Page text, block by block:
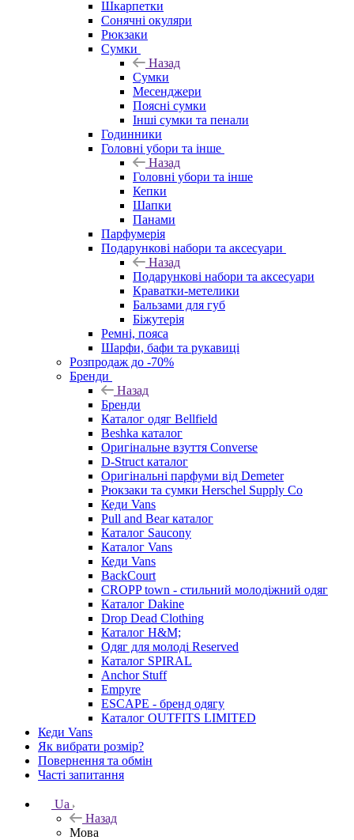
Шкарпетки
Сонячні окуляри
Рюкзаки
Сумки
Назад
Сумки
Месенджери
Поясні сумки
Інші сумки та пенали
Годинники
Головні убори та інше
Назад
Головні убори та інше
Кепки
Шапки
Панами
Парфумерія
Подарункові набори та аксесуари
Назад
Подарункові набори та аксесуари
Краватки-метелики
Бальзами для губ
Біжутерія
Ремні, пояса
Шарфи, бафи та рукавиці
Розпродаж до -70%
Бренди
Назад
Бренди
Каталог одяг Bellfield
Beshka каталог
Оригінальне взуття Converse
D-Struct каталог
Оригінальні парфуми від Demeter
Рюкзаки та сумки Herschel Supply Co
Кеди Vans
Pull and Bear каталог
Каталог Saucony
Каталог Vans
Кеди Vans
BackCourt
CROPP town - стильний молодіжний одяг
Каталог Dakine
Drop Dead Clothing
Каталог H&M;
Одяг для молоді Reserved
Каталог SPIRAL
Anchor Stuff
Empyre
ESCAPE - бренд одягу
Каталог OUTFITS LIMITED
Кеди Vans
Як вибрати розмір?
Повернення та обмін
Часті запитання
Ua
Назад
Мова